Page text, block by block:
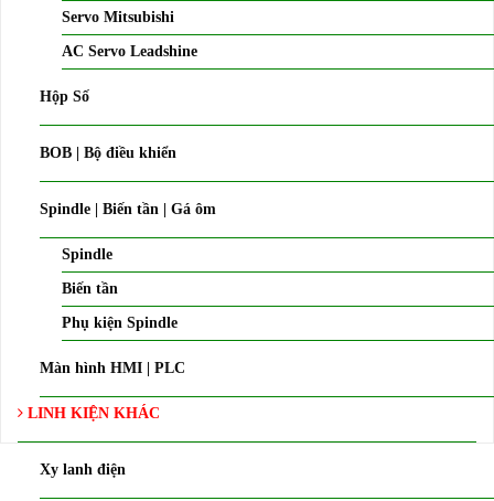
Servo Mitsubishi
AC Servo Leadshine
Hộp Số
BOB | Bộ điều khiển
Spindle | Biến tần | Gá ôm
Spindle
Biến tần
Phụ kiện Spindle
Màn hình HMI | PLC
LINH KIỆN KHÁC
Xy lanh điện